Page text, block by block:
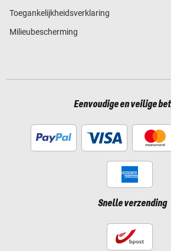
Toegankelijkheidsverklaring
Milieubescherming
Eenvoudige en veilige
Snelle verzending